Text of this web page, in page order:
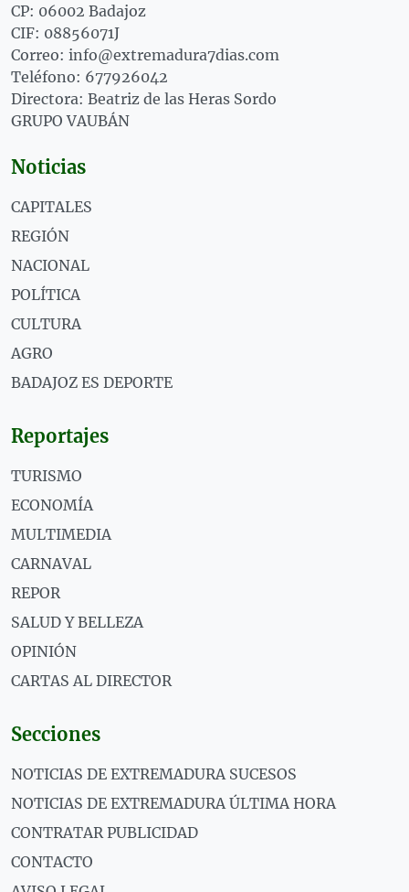
CP: 06002 Badajoz
CIF: 08856071J
Correo: info@extremadura7dias.com
Teléfono: 677926042
Directora: Beatriz de las Heras Sordo
GRUPO VAUBÁN
Noticias
CAPITALES
REGIÓN
NACIONAL
POLÍTICA
CULTURA
AGRO
BADAJOZ ES DEPORTE
Reportajes
TURISMO
ECONOMÍA
MULTIMEDIA
CARNAVAL
REPOR
SALUD Y BELLEZA
OPINIÓN
CARTAS AL DIRECTOR
Secciones
NOTICIAS DE EXTREMADURA SUCESOS
NOTICIAS DE EXTREMADURA ÚLTIMA HORA
CONTRATAR PUBLICIDAD
CONTACTO